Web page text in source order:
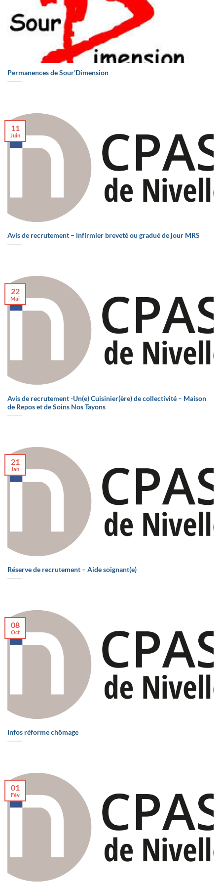
Permanences de Sour’Dimension
Avis de recrutement – infirmier breveté ou gradué de jour MRS
11
Juin
Avis de recrutement -Un(e) Cuisinier(ère) de collectivité – Maison
de Repos et de Soins Nos Tayons
22
Mai
Réserve de recrutement – Aide soignant(e)
21
Jan
Infos réforme chômage
08
Oct
01
Fév